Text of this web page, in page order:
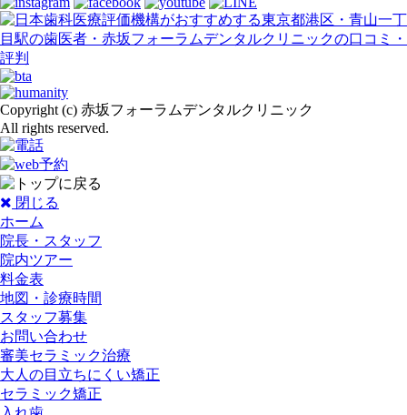
Copyright (c) 赤坂フォーラムデンタルクリニック
All rights reserved.
閉じる
ホーム
院長・スタッフ
院内ツアー
料金表
地図・診療時間
スタッフ募集
お問い合わせ
審美セラミック治療
大人の目立ちにくい矯正
セラミック矯正